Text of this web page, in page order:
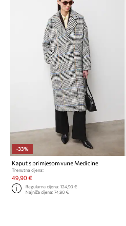
-33%
Kaput s primjesom vune Medicine
Trenutna cijena:
49,90 €
Regularna cijena:124,90 €
Najniža cijena:74,90 €